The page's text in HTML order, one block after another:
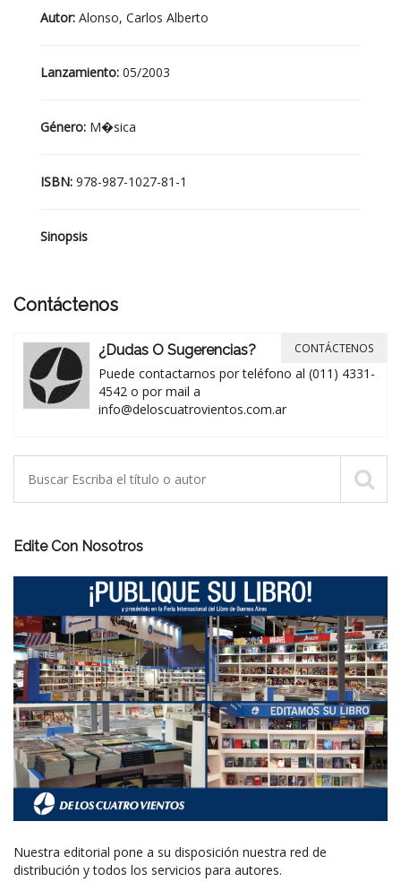
Autor: Alonso, Carlos Alberto
Lanzamiento: 05/2003
Género: M�sica
ISBN: 978-987-1027-81-1
Sinopsis
Contáctenos
¿Dudas O Sugerencias?
Puede contactarnos por teléfono al (011) 4331-
4542 o por mail a
info@deloscuatrovientos.com.ar
CONTÁCTENOS
Edite Con Nosotros
Nuestra editorial pone a su disposición nuestra red de
distribución y todos los servicios para autores.